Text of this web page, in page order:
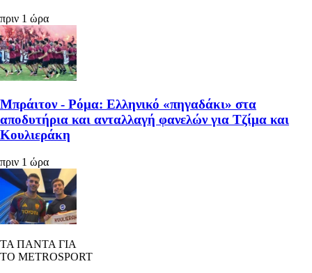
πριν 1 ώρα
Μπράιτον - Ρόμα: Ελληνικό «πηγαδάκι» στα
αποδυτήρια και ανταλλαγή φανελών για Τζίμα και
Κουλιεράκη
πριν 1 ώρα
ΤΑ ΠΑΝΤΑ ΓΙΑ
ΤΟ METROSPORT